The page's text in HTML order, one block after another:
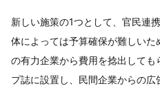
新しい施策の1つとして、官民連
体によっては予算確保が難しい
の有力企業から費用を捻出して
プ誌に設置し、民間企業からの